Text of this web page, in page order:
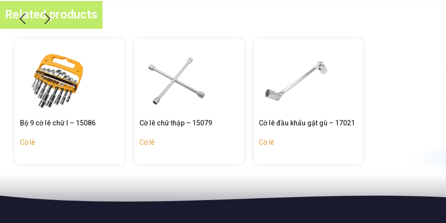
Related products
Cờ lê chữ thập – 15079
Cờ lê
Cờ lê đầu khẩu gật gù – 17021
Cờ lê
Cờ lê vòng miệng tự động